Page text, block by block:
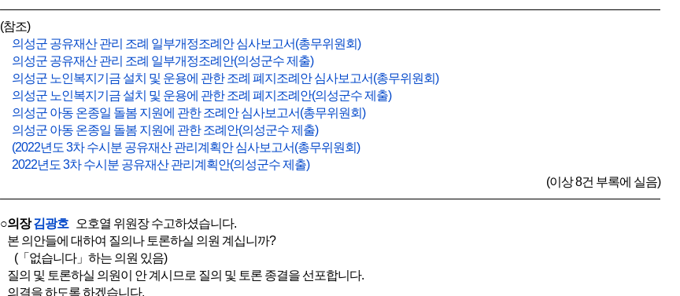
(참조)
의성군 공유재산 관리 조례 일부개정조례안 심사보고서(총무위원회)
의성군 공유재산 관리 조례 일부개정조례안(의성군수 제출)
의성군 노인복지기금 설치 및 운용에 관한 조례 폐지조례안 심사보고서(총무위원회)
의성군 노인복지기금 설치 및 운용에 관한 조례 폐지조례안(의성군수 제출)
의성군 아동 온종일 돌봄 지원에 관한 조례안 심사보고서(총무위원회)
의성군 아동 온종일 돌봄 지원에 관한 조례안(의성군수 제출)
(2022년도 3차 수시분 공유재산 관리계획안 심사보고서(총무위원회)
2022년도 3차 수시분 공유재산 관리계획안(의성군수 제출)
(이상 8건 부록에 실음)
○의장김광호 오호열 위원장 수고하셨습니다.
본 의안들에 대하여 질의나 토론하실 의원 계십니까?
(「없습니다」하는 의원 있음)
질의 및 토론하실 의원이 안 계시므로 질의 및 토론 종결을 선포합니다.
의결을 하도록 하겠습니다.